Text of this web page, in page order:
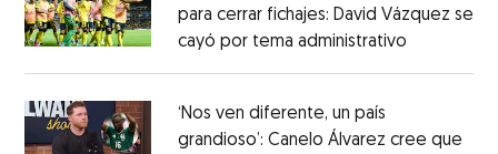
para cerrar fichajes: David Vázquez se
cayó por tema administrativo
‘Nos ven diferente, un país
grandioso’: Canelo Álvarez cree que